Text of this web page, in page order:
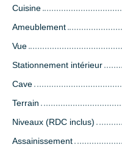
Cuisine
Ameublement
Vue
Stationnement intérieur
Cave
Terrain
Niveaux (RDC inclus)
Assainissement